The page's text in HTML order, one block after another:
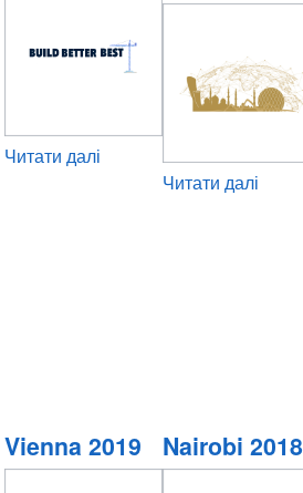
Читати далі
Читати далі
Vienna 2019 Nairobi 2018